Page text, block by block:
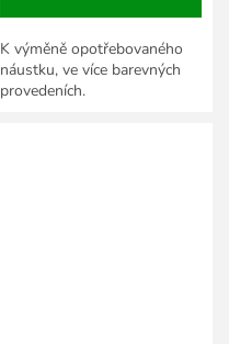
K výměně opotřebovaného
náustku, ve více barevných
provedeních.